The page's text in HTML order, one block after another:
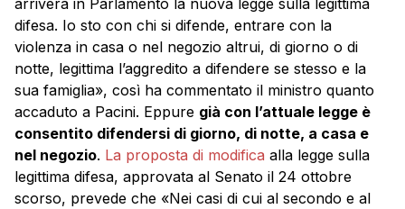
arriverà in Parlamento la nuova legge sulla legittima
difesa. Io sto con chi si difende, entrare con la
violenza in casa o nel negozio altrui, di giorno o di
notte, legittima l’aggredito a difendere se stesso e la
sua famiglia», così ha commentato il ministro quanto
accaduto a Pacini. Eppure già con l’attuale legge è
consentito difendersi di giorno, di notte, a casa e
nel negozio. La proposta di modifica alla legge sulla
legittima difesa, approvata al Senato il 24 ottobre
scorso, prevede che «Nei casi di cui al secondo e al